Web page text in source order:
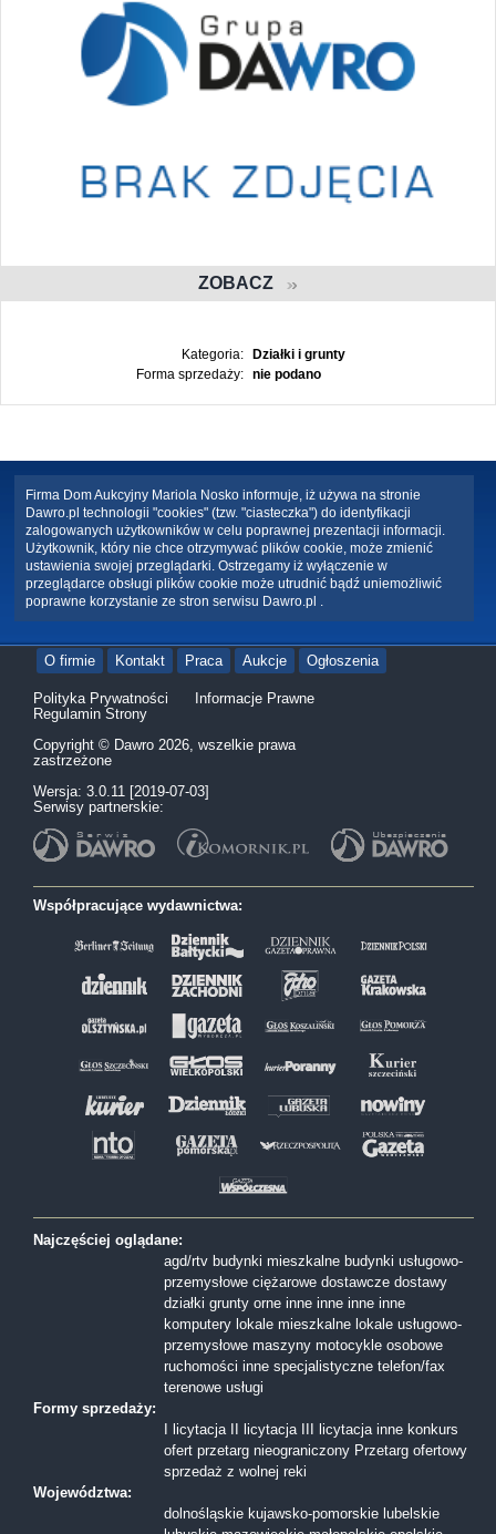
ZOBACZ
Kategoria:
Działki i grunty
Forma sprzedaży:
nie podano
Firma Dom Aukcyjny Mariola Nosko informuje, iż używa na stronie
Dawro.pl technologii "cookies" (tzw. "ciasteczka") do identyfikacji
zalogowanych użytkowników w celu poprawnej prezentacji informacji.
Użytkownik, który nie chce otrzymywać plików cookie, może zmienić
ustawienia swojej przeglądarki. Ostrzegamy iż wyłączenie w
przeglądarce obsługi plików cookie może utrudnić bądź uniemożliwić
poprawne korzystanie ze stron serwisu Dawro.pl .
O firmie Kontakt Praca Aukcje Ogłoszenia
Polityka Prywatności
Informacje Prawne
Regulamin Strony
Copyright © Dawro 2026, wszelkie prawa
zastrzeżone
Wersja: 3.0.11 [2019-07-03]
Serwisy partnerskie:
Współpracujące wydawnictwa:
Najczęściej oglądane:
agd/rtv budynki mieszkalne budynki usługowo-
przemysłowe ciężarowe dostawcze dostawy
działki grunty orne inne inne inne inne
komputery lokale mieszkalne lokale usługowo-
przemysłowe maszyny motocykle osobowe
ruchomości inne specjalistyczne telefon/fax
terenowe usługi
Formy sprzedaży:
I licytacja
II licytacja III licytacja inne konkurs
ofert przetarg nieograniczony Przetarg ofertowy
sprzedaż z wolnej reki
Województwa:
dolnośląskie kujawsko-pomorskie lubelskie